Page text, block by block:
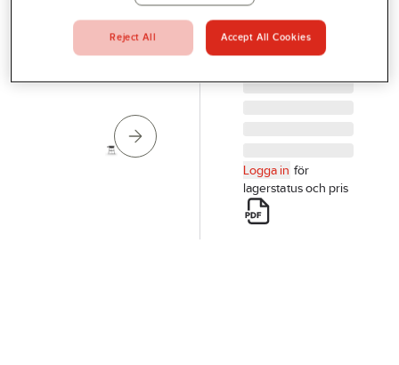
Profilshop
Serviceverkstad
Företagsprofilering
GASOL SVART
78LL 54120350
74625399
Logga in för
lagerstatus och pris
Reject All Accept All Cookies